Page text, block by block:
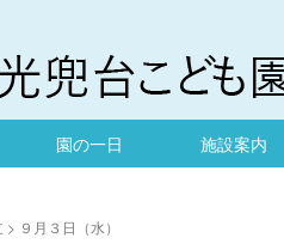
園の一日 施設案内
> ９月３日（水）